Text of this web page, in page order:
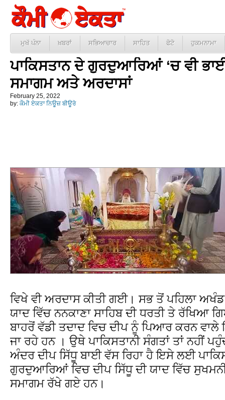
ਮੁਖੱ ਪੰਨਾ ਖ਼ਬਰਾਂ ਸਭਿਆਚਾਰ ਸਾਹਿਤ ਫੋਟੋ ਹੁਕਮਨਾਮਾ
ਪਾਕਿਸਤਾਨ ਦੇ ਗੁਰਦੁਆਰਿਆਂ ‘ਚ ਵੀ
ਸਮਾਗਮ ਅਤੇ ਅਰਦਾਸਾਂ
February 25, 2022
by: ਕੌਮੀ ਏਕਤਾ ਨਿਊਜ਼ ਬੀਊਰੋ
ਵਿਖੇ ਵੀ ਅਰਦਾਸ ਕੀਤੀ ਗਈ। ਸਭ ਤੋਂ ਪਹਿਲਾ ਅਖੰਡ
ਯਾਦ ਵਿੱਚ ਨਨਕਾਣਾ ਸਾਹਿਬ ਦੀ ਧਰਤੀ ਤੇ ਰੱਖਿਆ
ਬਾਹਰੋਂ ਵੱਡੀ ਤਦਾਦ ਵਿਚ ਦੀਪ ਨੂੰ ਪਿਆਰ ਕਰਨ
ਜਾ ਰਹੇ ਹਨ । ਉਥੇ ਪਾਕਿਸਤਾਨੀ ਸੰਗਤਾਂ ਤਾਂ ਨਹੀਂ
ਅੰਦਰ ਦੀਪ ਸਿੱਧੂ ਬਾਈ ਵੱਸ ਰਿਹਾ ਹੈ ਇਸੇ ਲਈ
ਗੁਰਦੁਆਰਿਆਂ ਵਿਚ ਦੀਪ ਸਿੱਧੂ ਦੀ ਯਾਦ ਵਿੱਚ
ਸਮਾਗਮ ਰੱਖੇ ਗਏ ਹਨ।